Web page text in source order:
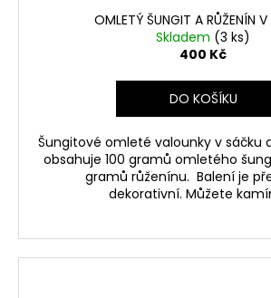
OMLETÝ ŠUNGIT A RŮŽENÍN
Skladem (3 ks)
400 Kč
DO KOŠÍKU
Šungitové omleté valounky v sáčku
obsahuje 100 gramů omletého
gramů růženínu. Balení je
dekorativní. Můžete